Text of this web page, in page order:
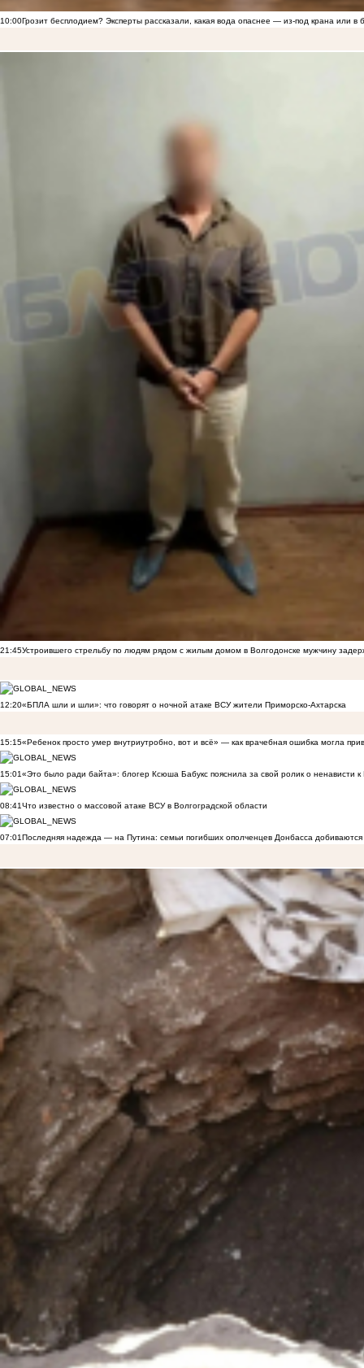
10:00Грозит бесплодием? Эксперты рассказали, какая вода опаснее — из-под крана или в
21:45Устроившего стрельбу по людям рядом с жилым домом в Волгодонске мужчину
12:20«БПЛА шли и шли»: что говорят о ночной атаке ВСУ жители Приморско-Ахтарска
15:15«Ребенок просто умер внутриутробно, вот и всё» — как врачебная ошибка могла
15:01«Это было ради байта»: блогер Ксюша Бабукс пояснила за свой ролик о ненависти
08:41Что известно о массовой атаке ВСУ в Волгоградской области
07:01Последняя надежда — на Путина: семьи погибших ополченцев Донбасса добиваются